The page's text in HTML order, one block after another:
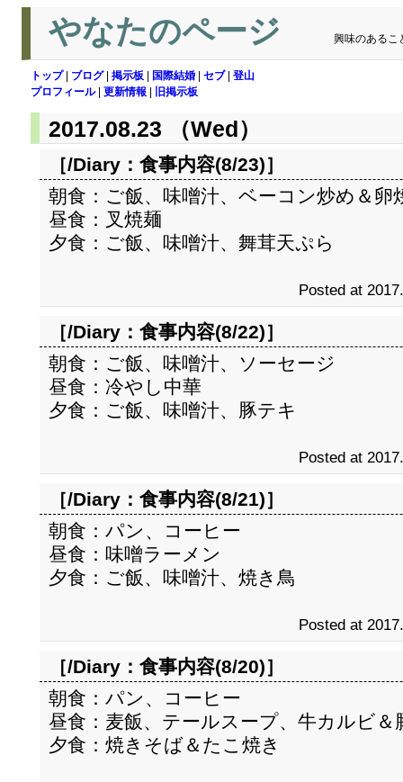
やなたのページ 興味のあるこ
トップ| ブログ| 掲示板 国際結婚 セブ| 登山
プロフィール| 更新情報 旧掲示板
2017.08.23 （Wed）
［/Diary： 食事内容(8/23)］
朝食：ご飯、味噌汁、ベーコン炒め＆卵
昼食：叉焼麺
夕食：ご飯、味噌汁、舞茸天ぷら
Posted at
［/Diary： 食事内容(8/22)］
朝食：ご飯、味噌汁、ソーセージ
昼食：冷やし中華
夕食：ご飯、味噌汁、豚テキ
Posted at
［/Diary： 食事内容(8/21)］
朝食：パン、コーヒー
昼食：味噌ラーメン
夕食：ご飯、味噌汁、焼き鳥
Posted at
［/Diary： 食事内容(8/20)］
朝食：パン、コーヒー
昼食：麦飯、テールスープ、牛カルビ＆
夕食：焼きそば＆たこ焼き